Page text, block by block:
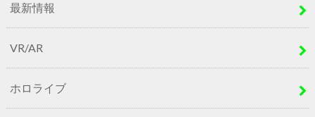
最新情報
VR/AR
ホロライブ